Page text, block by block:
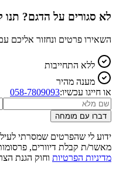
לא סגורים על הדגם? תנו
השאירו פרטים ונחזור אליכם
ללא התחייבות
מענה מהיר
או חייגו עכשיו:058-7809093
דברו עם מומחה
ידוע לי שהפרטים שמסרתי לעיל
מאשר/ת קבלת דיוורים,
מדיניות הפרטיות וחוק הגנת